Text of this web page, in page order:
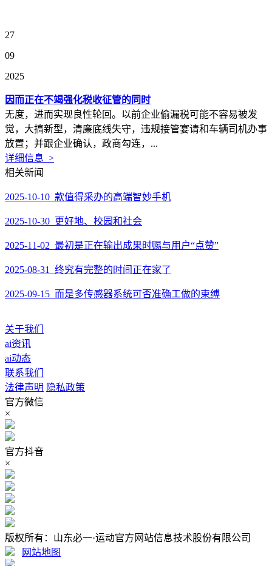
27
09
2025
因而正在不竭强化税收征管的同时
无度，进而实现良性轮回。以前企业偷漏税可能不容易被发
觉，大搞新型，清廉底线失守，违规接管宴请和车辆司机办事
放置；并跟企业确认，政商勾连，...
详细信息 >
相关新闻
2025-10-10 款值得采办的高端智妙手机
2025-10-30 更好地、校园和社会
2025-11-02 最初是正在输出成果时赐与用户“点赞”
2025-08-31 终究有完整的时间正在家了
2025-09-15 而是多传感器系统可否准确工做的束缚
关于我们
ai资讯
ai动态
联系我们
法律声明 隐私政策
官方微信
×
官方抖音
×
版权所有：山东必一·运动官方网站信息技术股份有限公司
网站地图